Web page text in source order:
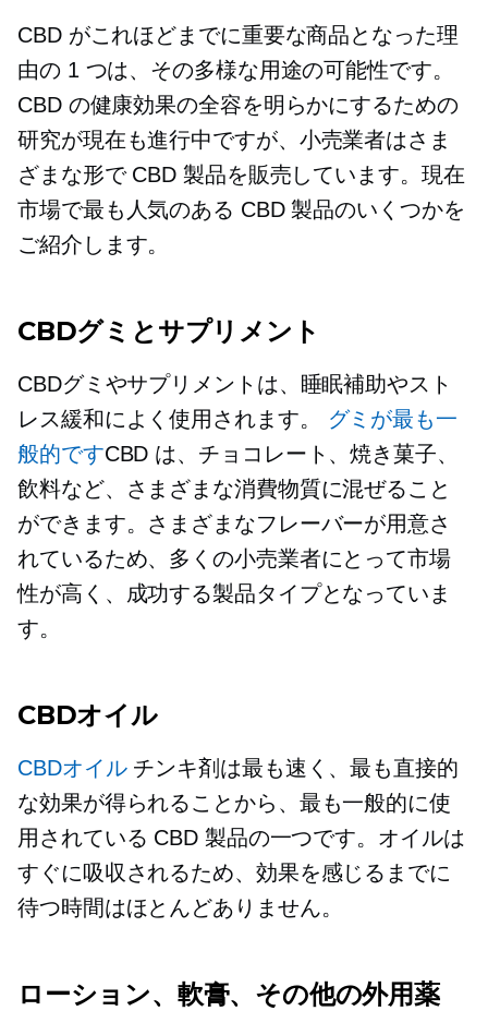
CBD がこれほどまでに重要な商品となった理
由の 1 つは、その多様な用途の可能性です。
CBD の健康効果の全容を明らかにするための
研究が現在も進行中ですが、小売業者はさま
ざまな形で CBD 製品を販売しています。現在
市場で最も人気のある CBD 製品のいくつかを
ご紹介します。
CBDグミとサプリメント
CBDグミやサプリメントは、睡眠補助やスト
レス緩和によく使用されます。
グミが最も一
般的ですCBD は、チョコレート、焼き菓子、
飲料など、さまざまな消費物質に混ぜること
ができます。さまざまなフレーバーが用意さ
れているため、多くの小売業者にとって市場
性が高く、成功する製品タイプとなっていま
す。
CBDオイル
CBDオイルチンキ剤は最も速く、最も直接的
な効果が得られることから、最も一般的に使
用されている CBD 製品の一つです。オイルは
すぐに吸収されるため、効果を感じるまでに
待つ時間はほとんどありません。
ローション、軟膏、その他の外用薬